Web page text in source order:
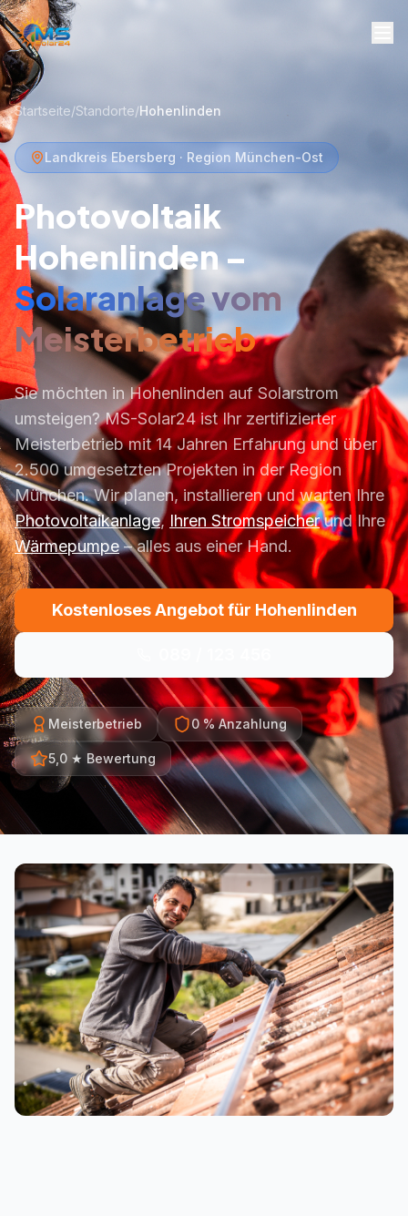
Startseite/Standorte/Hohenlinden
Landkreis Ebersberg · Region München-Ost
Photovoltaik
Hohenlinden –
Solaranlage vom
Meisterbetrieb
Sie möchten in Hohenlinden auf Solarstrom
umsteigen? MS-Solar24 ist Ihr zertifizierter
Meisterbetrieb mit 14 Jahren Erfahrung und über
2.500 umgesetzten Projekten in der Region
München. Wir planen, installieren und warten Ihre
Photovoltaikanlage, Ihren Stromspeicher und Ihre
Wärmepumpe – alles aus einer Hand.
Kostenloses Angebot für Hohenlinden
Meisterbetrieb 0 % Anzahlung
5,0 ★ Bewertung